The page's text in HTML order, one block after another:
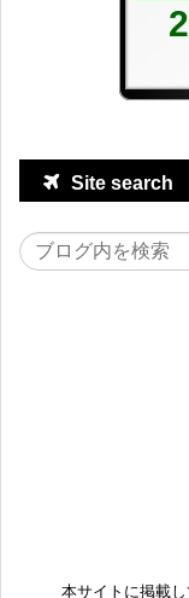
Site search
本サイトに掲載